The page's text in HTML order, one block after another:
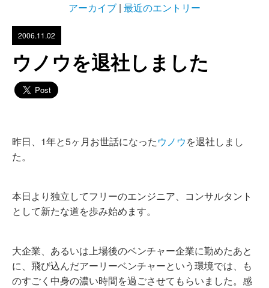
アーカイブ | 最近のエントリー
2006.11.02
ウノウを退社しました
昨日、1年と5ヶ月お世話になったウノウを退社しまし
た。
本日より独立してフリーのエンジニア、コンサルタント
として新たな道を歩み始めます。
大企業、あるいは上場後のベンチャー企業に勤めたあと
に、飛び込んだアーリーベンチャーという環境では、も
のすごく中身の濃い時間を過ごさせてもらいました。感